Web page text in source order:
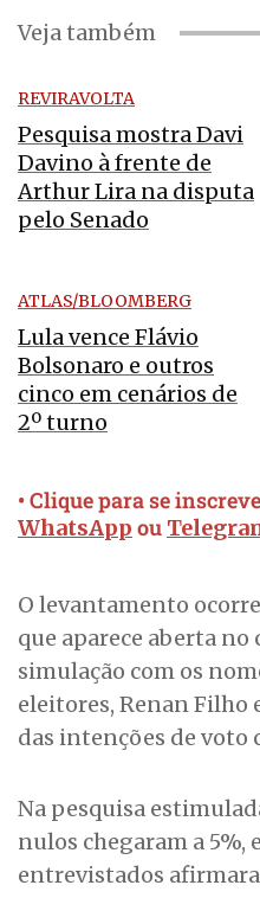
Veja também
REVIRAVOLTA
Pesquisa mostra Davi
Davino à frente de
Arthur Lira na disputa
pelo Senado
ATLAS/BLOOMBERG
Lula vence Flávio
Bolsonaro e outros
cinco em cenários de
2º turno
• Clique para se
WhatsApp ou
O levantamento
que aparece aberta
simulação com os
eleitores, Renan Filho
das intenções de voto
Na pesquisa
nulos chegaram a 5%,
entrevistados